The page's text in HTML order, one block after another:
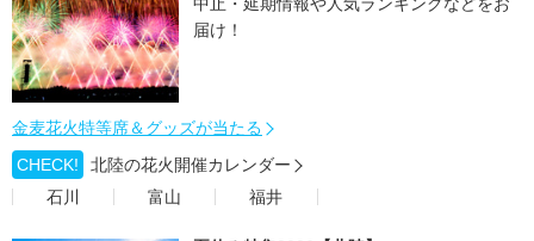
中止・延期情報や人気ランキングなどをお
届け！
金麦花火特等席＆グッズが当たる
CHECK!
北陸の花火開催カレンダー
石川
富山 福井